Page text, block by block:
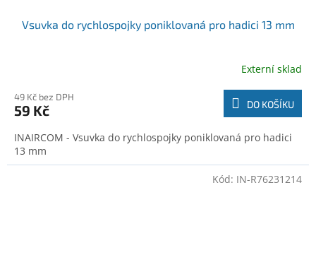
Vsuvka do rychlospojky poniklovaná pro hadici 13 mm
Externí sklad
49 Kč bez DPH
59 Kč DO KOŠÍKU
INAIRCOM - Vsuvka do rychlospojky poniklovaná pro hadici
13 mm
Kód: IN-R76231214